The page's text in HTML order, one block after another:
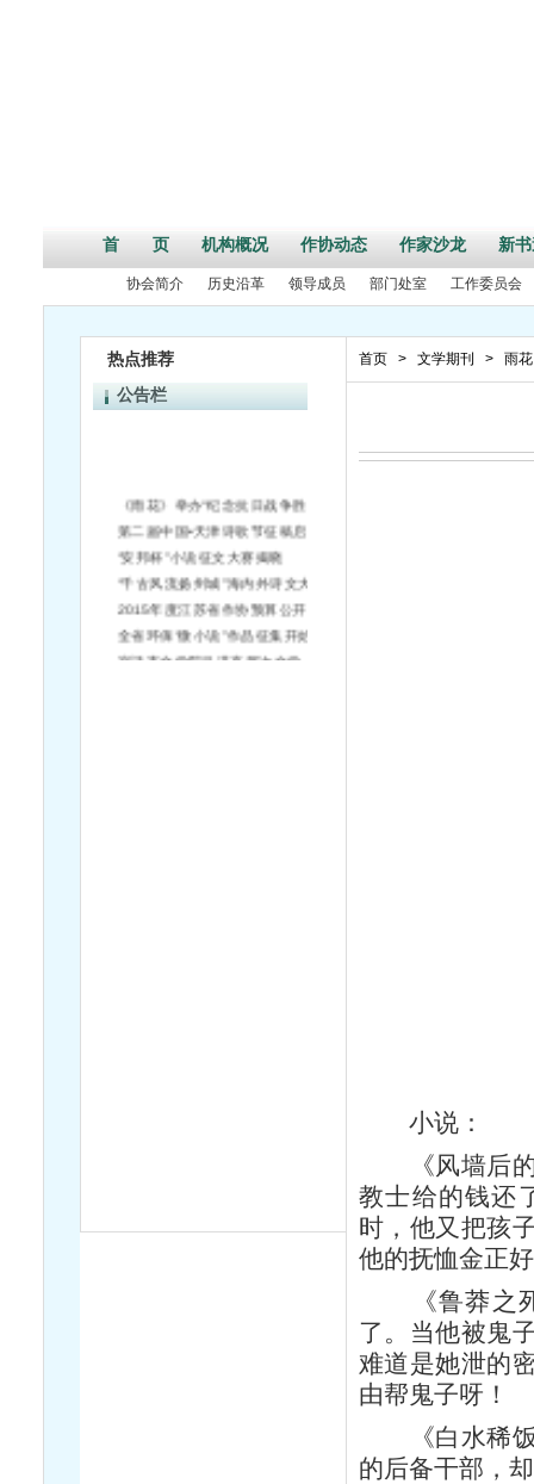
首 页 机构概况 作协动态 作家沙龙 新
协会简介 历史沿革 领导成员 部门处室 工作委员会
热点推荐
公告栏
第二届中国•天津诗歌节征稿启事
“安邦杯”小说征文大赛揭晓
首页 > 文学期刊 > 雨花
小说：
《风墙后的
教士给的钱还
时，他又把孩
他的抚恤金正
《鲁莽之死
了。当他被鬼
难道是她泄的
由帮鬼子呀！
《白水稀饭
的后备干部，